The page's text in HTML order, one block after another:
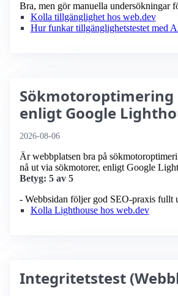
Bra, men gör manuella undersökningar
Kolla tillgänglighet hos web.dev
Hur funkar tillgänglighetstestet med
Sökmotoroptimering
enligt Google
2026-08-06
Är webbplatsen bra på
nå ut via sökmotorer, enligt Google
Betyg: 5 av 5
- Webbsidan följer god SEO-praxis fullt
Kolla Lighthouse hos web.dev
Integritetstest